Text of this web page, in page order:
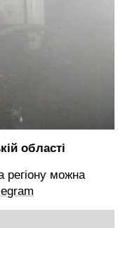
області
регіону можна